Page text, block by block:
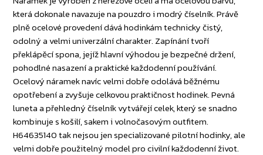
která dokonale navazuje na pouzdro i modrý číselník. Právě
plně ocelové provedení dává hodinkám technicky čistý,
odolný a velmi univerzální charakter. Zapínání tvoří
překlápěcí spona, jejíž hlavní výhodou je bezpečné držení,
pohodlné nasazení a praktické každodenní používání.
Ocelový náramek navíc velmi dobře odolává běžnému
opotřebení a zvyšuje celkovou praktičnost hodinek. Pevná
luneta a přehledný číselník vytvářejí celek, který se snadno
kombinuje s košilí, sakem i volnočasovým outfitem.
H64635140 tak nejsou jen specializované pilotní hodinky, ale
velmi dobře použitelný model pro civilní každodenní život.